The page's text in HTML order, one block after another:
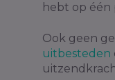
hebt op één
Ook geen
uitbesteden